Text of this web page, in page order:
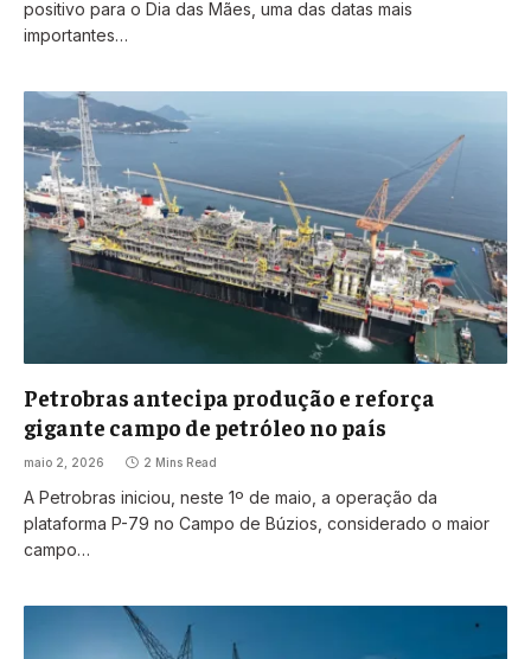
positivo para o Dia das Mães, uma das datas mais
importantes…
Petrobras antecipa produção e reforça
gigante campo de petróleo no país
maio 2, 2026 2 Mins Read
A Petrobras iniciou, neste 1º de maio, a operação da
plataforma P-79 no Campo de Búzios, considerado o maior
campo…